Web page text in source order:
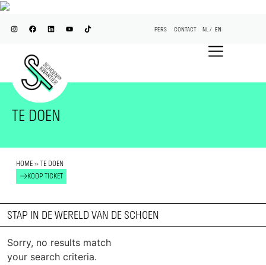
PERS CONTACT NL EN
TE DOEN
HOME» TE DOEN
KOOP TICKET
STAP IN DE WERELD VAN DE SCHOEN
Sorry, no results match
your search criteria.